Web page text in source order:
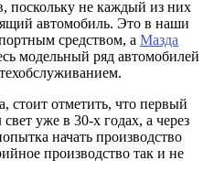
поскольку не каждый из них
автомобиль. Это в наши
средством, а Мазда
модельный ряд автомобилей
стоит отметить, что первый
уже в 30-х годах, а через
начать производство
производство так и не